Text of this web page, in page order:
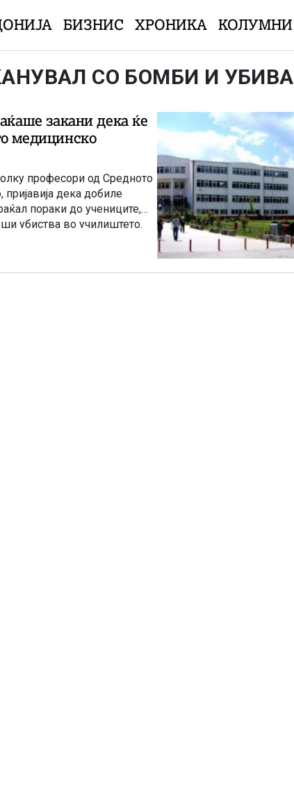
БИЗНИС ХРОНИКА КОЛУМНИ
СО БОМБИ И
закани дека ќе
медицинско
професори од Средното
дека добиле
пораки до учениците,
убиства во училиштето.